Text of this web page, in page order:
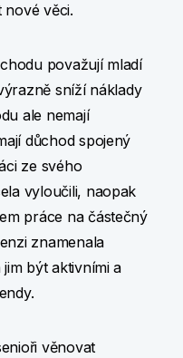
věci.
považují mladí
sníží náklady
ale nemají
důchod spojený
ze svého
vyloučili, naopak
práce na částečný
znamenala
být aktivními a
věnovat